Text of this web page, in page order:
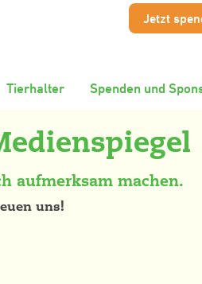
Jetzt
Tierhalter Spenden und
aufmerksam machen.
uns!